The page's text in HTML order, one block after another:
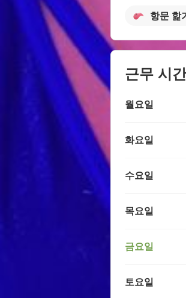
항문 핥
근무 시간
월요일
화요일
수요일
목요일
금요일
토요일